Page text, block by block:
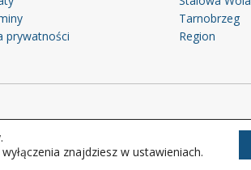
prywatności
Tarnobrzeg
Region
znajdziesz w ustawieniach.